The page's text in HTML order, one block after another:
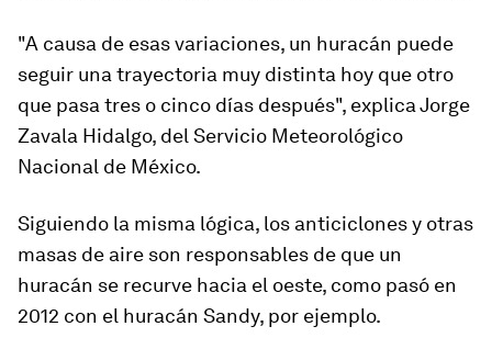
"A causa de esas variaciones, un huracán puede
seguir una trayectoria muy distinta hoy que otro
que pasa tres o cinco días después", explica Jorge
Zavala Hidalgo, del Servicio Meteorológico
Nacional de México.
Siguiendo la misma lógica, los anticiclones y otras
masas de aire son responsables de que un
huracán se recurve hacia el oeste, como pasó en
2012 con el huracán Sandy, por ejemplo.